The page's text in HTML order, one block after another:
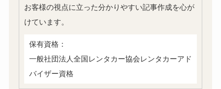
お客様の視点に立った分かりやすい記事作成を心が
けています。
保有資格：
一般社団法人全国レンタカー協会レンタカーアド
バイザー資格